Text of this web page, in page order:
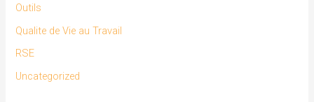
Outils
Qualite de Vie au Travail
RSE
Uncategorized